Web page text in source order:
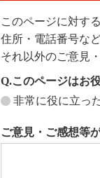
このページに対す
住所・電話番号な
それ以外のご意見
Q.このページはお
非常に役に立っ
ご意見・ご感想等